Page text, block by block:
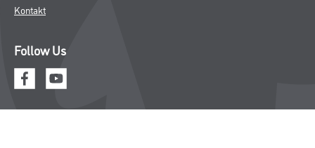
Kontakt
Follow Us